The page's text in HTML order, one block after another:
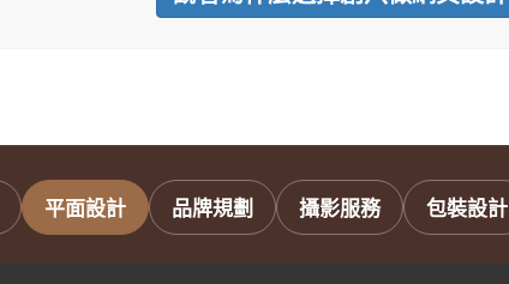
平面設計 品牌規劃 攝影服務 包裝設計